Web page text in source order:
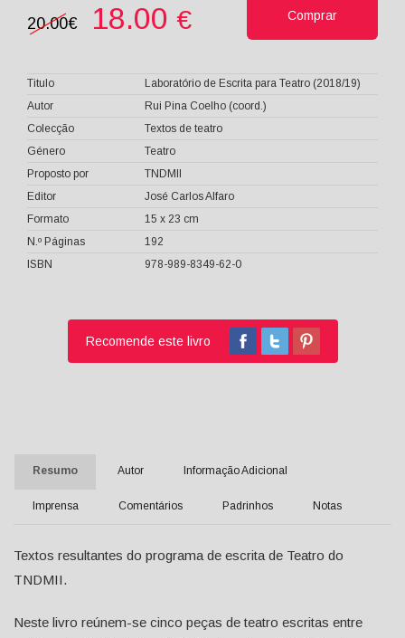
20.00€ 18.00 € Comprar
Titulo
Laboratório de Escrita para Teatro (2018/19)
Autor
Rui Pina Coelho (coord.)
Colecção
Textos de teatro
Género
Teatro
Proposto por
TNDMII
Editor
José Carlos Alfaro
Formato
15 x 23 cm
N.º Páginas
192
ISBN
978-989-8349-62-0
Recomende este livro
Resumo Autor Informação Adicional
Imprensa Comentários Padrinhos Notas
Textos resultantes do programa de escrita de Teatro do
TNDMII.
Neste livro reúnem-se cinco peças de teatro escritas entre